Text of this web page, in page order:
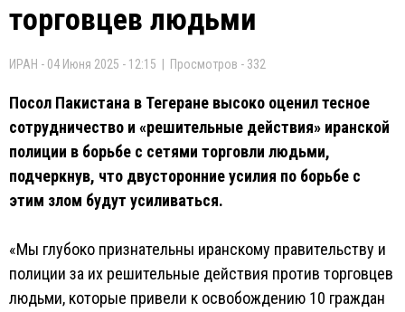
торговцев людьми
ИРАН - 04 Июня 2025 - 12:15 | Просмотров - 332
Посол Пакистана в Тегеране высоко оценил тесное
сотрудничество и «решительные действия» иранской
полиции в борьбе с сетями торговли людьми,
подчеркнув, что двусторонние усилия по борьбе с
этим злом будут усиливаться.
«Мы глубоко признательны иранскому правительству и
полиции за их решительные действия против торговцев
людьми, которые привели к освобождению 10 граждан